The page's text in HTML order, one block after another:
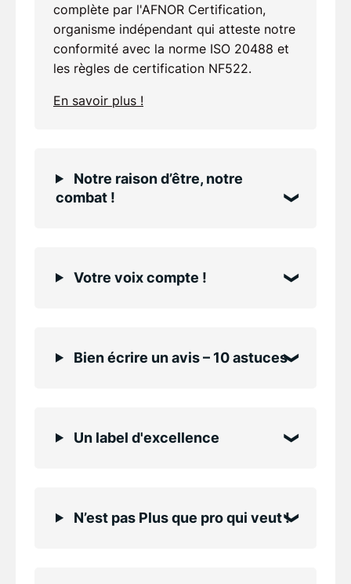
complète par l'AFNOR Certification,
organisme indépendant qui atteste notre
conformité avec la norme ISO 20488 et
les règles de certification NF522.
En savoir plus !
Notre raison d’être, notre
combat !
Votre voix compte !
Bien écrire un avis – 10 astuces
Un label d'excellence
N’est pas Plus que pro qui veut !